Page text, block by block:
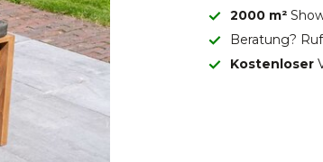
2000 m²
Beratung?
Kostenloser